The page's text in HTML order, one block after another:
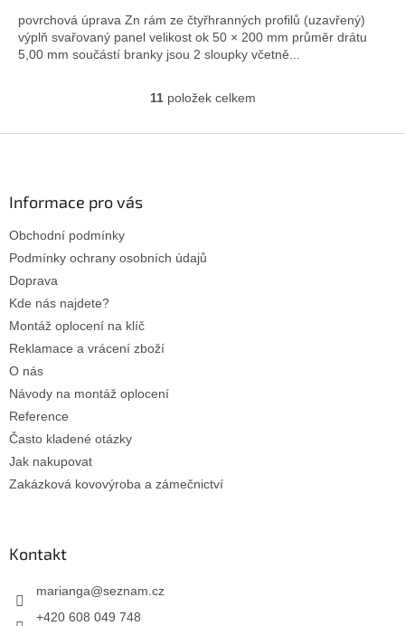
povrchová úprava Zn rám ze čtyřhranných profilů (uzavřený)
výplň svařovaný panel velikost ok 50 × 200 mm průměr drátu
5,00 mm součástí branky jsou 2 sloupky včetně...
O
l
r
11položek celkem
Informace pro vás
Obchodní podmínky
Podmínky ochrany osobních údajů
Doprava
Kde nás najdete?
Montáž oplocení na klíč
Reklamace a vrácení zboží
O nás
Návody na montáž oplocení
Reference
Často kladené otázky
Jak nakupovat
Zakázková kovovýroba a zámečnictví
Kontakt
marianga@seznam.cz
+420 608 049 748